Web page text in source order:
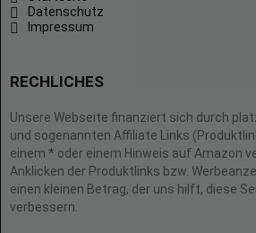
Datenschutz
Impressum
RECHLICHES
Unsere Webseite finanziert sich durch
und sogenannten Affiliate Links
einem * oder einem Hinweis auf Amazon
Anklicken der Produktlinks bzw.
einen kleinen Betrag, der uns hilft, diese
verbessern.